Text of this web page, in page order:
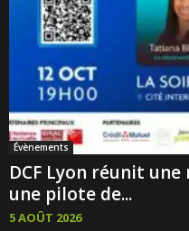
Évènements
DCF Lyon réunit
une pilote de...
5 AOÛT 2026